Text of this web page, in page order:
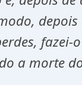
a morte